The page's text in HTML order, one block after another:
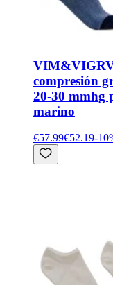
VIM&VIGR
compresión
20-30 mmhg
marino
€57.99€52.19-10